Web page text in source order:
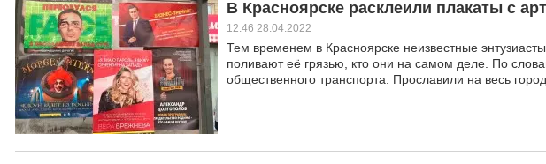
В Красноярске расклеили плакаты с
12:46 28.04.2022
Тем временем в Красноярске неизвестные
поливают её грязью, кто они на самом деле. По
общественного транспорта. Прославили на весь